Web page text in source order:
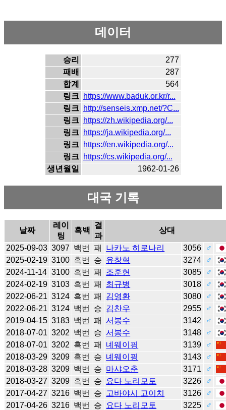
데이터
승리
277
패배
287
합계
564
링크 https://www.baduk.or.kr/r...
링크 http://senseis.xmp.net/?C...
링크 https://zh.wikipedia.org/...
링크 https://ja.wikipedia.org/...
링크 https://en.wikipedia.org/...
링크 https://cs.wikipedia.org/...
생년월일
1962-01-26
대국 기록
날짜
레이
팅
흑백
결
과
상대
2025-09-03 3097 백번 패 나카노 히로나리 3056
♂
2025-02-19 3100 흑번 승 유창혁 3274
♂
2024-11-14 3100 흑번 패 조훈현 3085
♂
2024-02-19 3103 흑번 패 최규병 3018
♂
2022-06-21 3124 흑번 패 김영환 3080
♂
2022-06-21 3124 백번 승 김찬우 2955
♂
2019-04-15 3183 백번 패 서봉수 3142
♂
2018-07-01 3202 백번 승 서봉수 3148
♂
2018-07-01 3202 흑번 패 녜웨이핑 3139
♂
2018-03-29 3209 흑번 승 녜웨이핑 3143
♂
2018-03-28 3209 백번 승 마샤오춘 3171
♂
2018-03-27 3209 흑번 승 요다 노리모토 3226
♂
2017-04-27 3216 백번 승 고바야시 고이치 3126
♂
2017-04-26 3216 백번 승 요다 노리모토 3225
♂